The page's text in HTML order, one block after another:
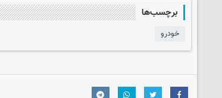
برچسب‌ها
خودرو